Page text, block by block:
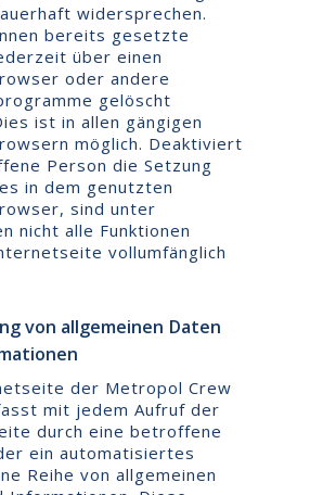
widersprechen.
bereits gesetzte
über einen
oder andere
gelöscht
ist in allen gängigen
möglich. Deaktiviert
Person die Setzung
in dem genutzten
sind unter
nicht alle Funktionen
vollumfänglich
von allgemeinen Daten
der Metropol Crew
mit jedem Aufruf der
durch eine betroffene
ein automatisiertes
Reihe von allgemeinen